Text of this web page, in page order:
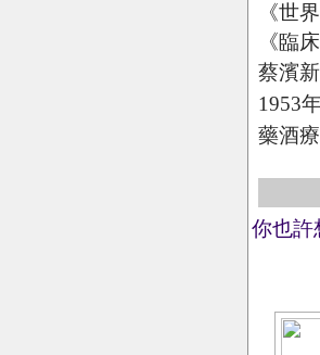
《世
《臨
蔡濱新
1953
藥酒療
你也許